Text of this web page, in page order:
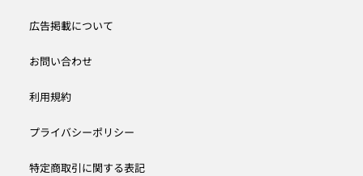
広告掲載について
お問い合わせ
利用規約
プライバシーポリシー
特定商取引に関する表記